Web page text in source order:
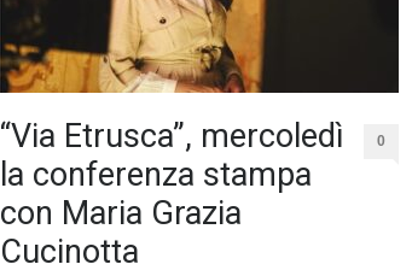
“Via Etrusca”, mercoledì
la conferenza stampa
con Maria Grazia
Cucinotta
0